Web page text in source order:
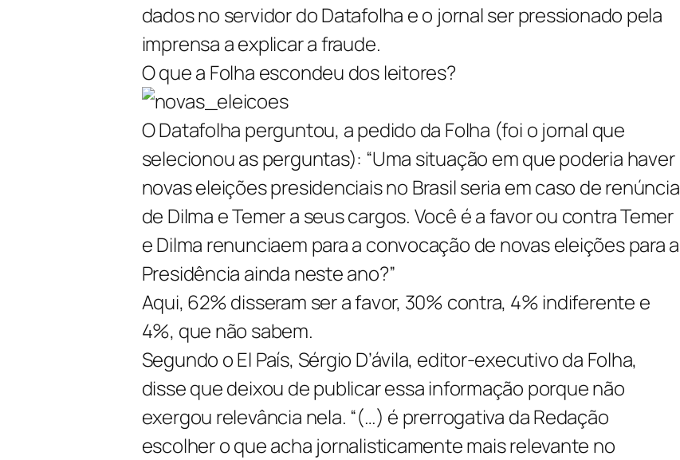
dados no servidor do Datafolha e o jornal ser pressionado pela
imprensa a explicar a fraude.
O que a Folha escondeu dos leitores?
O Datafolha perguntou, a pedido da Folha (foi o jornal que
selecionou as perguntas): “Uma situação em que poderia haver
novas eleições presidenciais no Brasil seria em caso de renúncia
de Dilma e Temer a seus cargos. Você é a favor ou contra Temer
e Dilma renunciaem para a convocação de novas eleições para a
Presidência ainda neste ano?”
Aqui, 62% disseram ser a favor, 30% contra, 4% indiferente e
4%, que não sabem.
Segundo o El País, Sérgio D’ávila, editor-executivo da Folha,
disse que deixou de publicar essa informação porque não
exergou relevância nela. “(…) é prerrogativa da Redação
escolher o que acha jornalisticamente mais relevante no